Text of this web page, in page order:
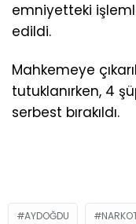
emniyetteki
edildi.
Mahkemeye
tutuklanırken, 4
serbest bırakıldı.
AYDOĞDU